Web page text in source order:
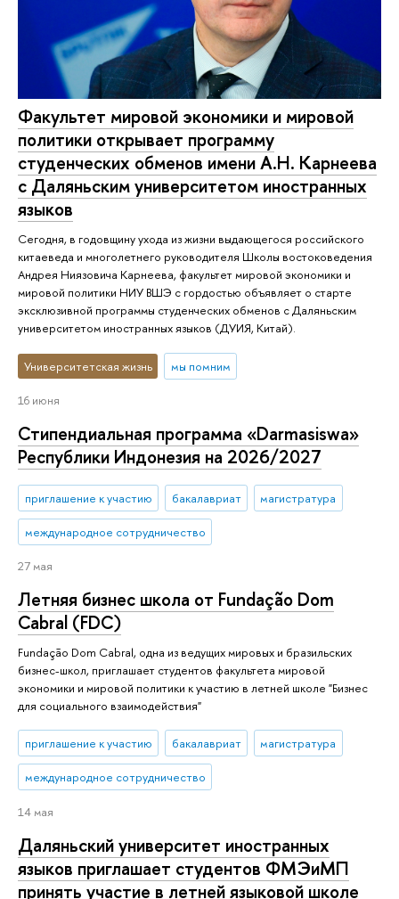
Факультет мировой экономики и мировой
политики открывает программу
студенческих обменов имени А.Н. Карнеева
с Даляньским университетом иностранных
языков
Сегодня, в годовщину ухода из жизни выдающегося российского
китаеведа и многолетнего руководителя Школы востоковедения
Андрея Ниязовича Карнеева, факультет мировой экономики и
мировой политики НИУ ВШЭ с гордостью объявляет о старте
эксклюзивной программы студенческих обменов с Даляньским
университетом иностранных языков (ДУИЯ, Китай).
Университетская жизнь мы помним
16 июня
Стипендиальная программа «Darmasiswa»
Республики Индонезия на 2026/2027
приглашение к участию бакалавриат магистратура
международное сотрудничество
27 мая
Летняя бизнес школа от Fundação Dom
Cabral (FDC)
Fundação Dom Cabral, одна из ведущих мировых и бразильских
бизнес-школ, приглашает студентов факультета мировой
экономики и мировой политики к участию в летней школе "Бизнес
для социального взаимодействия"
приглашение к участию бакалавриат магистратура
международное сотрудничество
14 мая
Даляньский университет иностранных
языков приглашает студентов ФМЭиМП
принять участие в летней языковой школе